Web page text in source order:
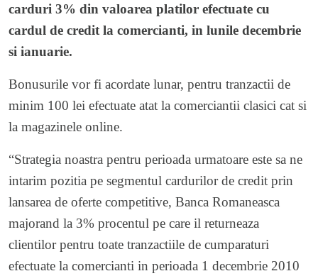
carduri 3% din valoarea platilor efectuate cu
cardul de credit la comercianti, in lunile decembrie
si ianuarie.
Bonusurile vor fi acordate lunar, pentru tranzactii de
minim 100 lei efectuate atat la comerciantii clasici cat si
la magazinele online.
“Strategia noastra pentru perioada urmatoare este sa ne
intarim pozitia pe segmentul cardurilor de credit prin
lansarea de oferte competitive, Banca Romaneasca
majorand la 3% procentul pe care il returneaza
clientilor pentru toate tranzactiile de cumparaturi
efectuate la comercianti in perioada 1 decembrie 2010